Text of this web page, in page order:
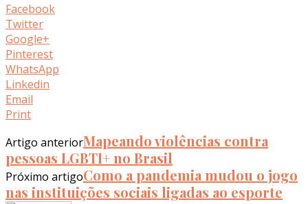
Facebook
Twitter
Google+
Pinterest
WhatsApp
Linkedin
Email
Print
Artigo anteriorMapeando violências contra
pessoas LGBTI+ no Brasil
Próximo artigoComo a pandemia mudou o jogo
nas instituições sociais ligadas ao esporte